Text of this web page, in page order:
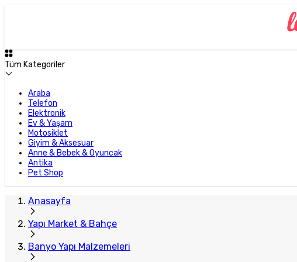
Tüm Kategoriler
Araba
Telefon
Elektronik
Ev & Yaşam
Motosiklet
Giyim & Aksesuar
Anne & Bebek & Oyuncak
Antika
Pet Shop
Anasayfa
Yapı Market & Bahçe
Banyo Yapı Malzemeleri